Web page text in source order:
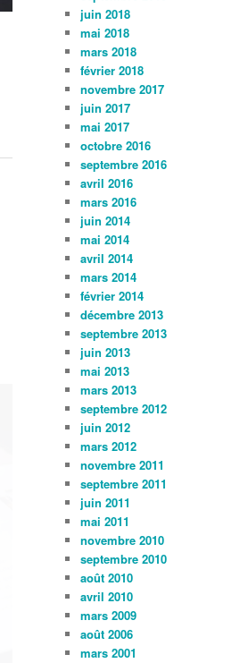
juin 2018
mai 2018
mars 2018
février 2018
novembre 2017
juin 2017
mai 2017
octobre 2016
septembre 2016
avril 2016
mars 2016
juin 2014
mai 2014
avril 2014
mars 2014
février 2014
décembre 2013
septembre 2013
juin 2013
mai 2013
mars 2013
septembre 2012
juin 2012
mars 2012
novembre 2011
septembre 2011
juin 2011
mai 2011
novembre 2010
septembre 2010
août 2010
avril 2010
mars 2009
août 2006
mars 2001